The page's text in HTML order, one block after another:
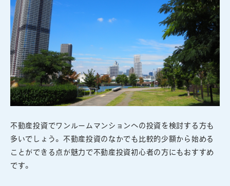
不動産投資でワンルームマンションへの投資を検討する方も
多いでしょう。不動産投資のなかでも比較的少額から始める
ことができる点が魅力で不動産投資初心者の方にもおすすめ
です。